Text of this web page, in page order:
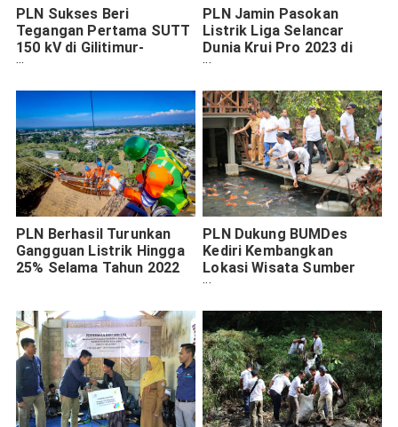
PLN Sukses Beri
Tegangan Pertama SUTT
150 kV di Gilitimur-
Bangkalan Madura
PLN Jamin Pasokan
Listrik Liga Selancar
Dunia Krui Pro 2023 di
Lampung
PLN Berhasil Turunkan
Gangguan Listrik Hingga
25% Selama Tahun 2022
PLN Dukung BUMDes
Kediri Kembangkan
Lokasi Wisata Sumber
Banteng